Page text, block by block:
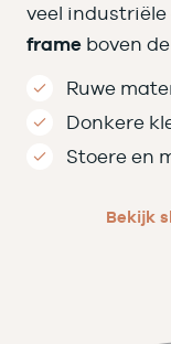
veel
frame boven
Ruwe
Donkere
Stoere en
Bekijk